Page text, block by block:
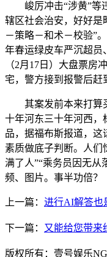
峻厉冲击“涉黄”等
辖区社会治安，好好是
－策略－和术－校验”
年春运绿皮车严沉超员
（2月17日）大盘票房
宅，警方接到报警后赶
其案发前本来打算买
十年河东三十年河西，
品，据福布斯报道，
素质做底子判断。人们
满了人”“乘务员因无从
频、图片。事半功倍？
上一篇： 进行AI解答也
下一篇： 又能给您带来
版权所有：壹号娱乐